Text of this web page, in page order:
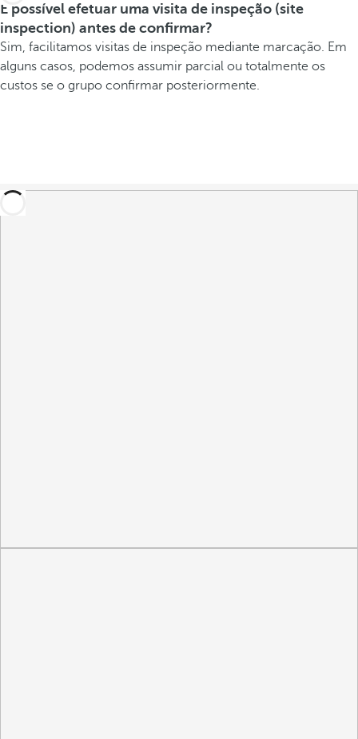
É possível efetuar uma visita de inspeção (site
inspection) antes de confirmar?
Sim, facilitamos visitas de inspeção mediante marcação. Em
alguns casos, podemos assumir parcial ou totalmente os
custos se o grupo confirmar posteriormente.